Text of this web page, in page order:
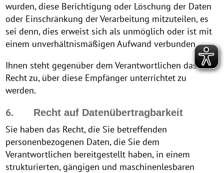
wurden, diese Berichtigung oder Löschung der Daten
oder Einschränkung der Verarbeitung mitzuteilen, es
sei denn, dies erweist sich als unmöglich oder ist mit
einem unverhältnismäßigen Aufwand verbunden.
Ihnen steht gegenüber dem Verantwortlichen das
Recht zu, über diese Empfänger unterrichtet zu
werden.
6. Recht auf Datenübertragbarkeit
Sie haben das Recht, die Sie betreffenden
personenbezogenen Daten, die Sie dem
Verantwortlichen bereitgestellt haben, in einem
strukturierten, gängigen und maschinenlesbaren